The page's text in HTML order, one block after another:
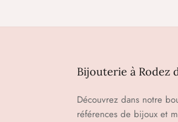
Bijouterie à Rodez
Découvrez dans notre
références de bijoux et